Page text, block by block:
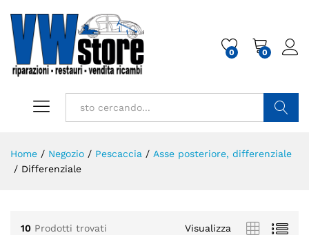
0 0
Home / Negozio / Pescaccia / Asse posteriore, differenziale
/ Differenziale
10 Prodotti trovati Visualizza